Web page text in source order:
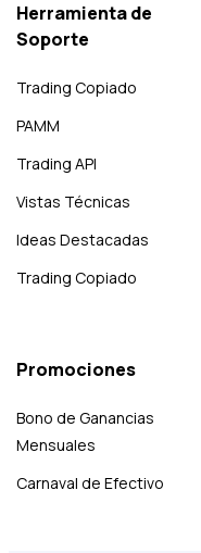
Herramienta de
Soporte
Trading Copiado
PAMM
Trading API
Vistas Técnicas
Ideas Destacadas
Trading Copiado
Promociones
Bono de Ganancias
Mensuales
Carnaval de Efectivo